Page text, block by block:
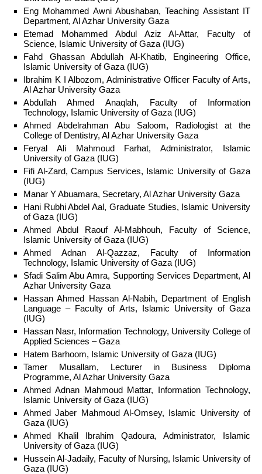
Eng Mohammed Awni Abushaban, Teaching Assistant IT
Department, Al Azhar University Gaza
Etemad Mohammed Abdul Aziz Al-Attar, Faculty of
Science, Islamic University of Gaza (IUG)
Fahd Ghassan Abdullah Al-Khatib, Engineering Office,
Islamic University of Gaza (IUG)
Ibrahim K I Albozom, Administrative Officer Faculty of Arts,
Al Azhar University Gaza
Abdullah Ahmed Anaqlah, Faculty of Information
Technology, Islamic University of Gaza (IUG)
Ahmed Abdelrahman Abu Saloom, Radiologist at the
College of Dentistry, Al Azhar University Gaza
Feryal Ali Mahmoud Farhat, Administrator, Islamic
University of Gaza (IUG)
Fifi Al-Zard, Campus Services, Islamic University of Gaza
(IUG)
Manar Y Abuamara, Secretary, Al Azhar University Gaza
Hani Rubhi Abdel Aal, Graduate Studies, Islamic University
of Gaza (IUG)
Ahmed Abdul Raouf Al-Mabhouh, Faculty of Science,
Islamic University of Gaza (IUG)
Ahmed Adnan Al-Qazzaz, Faculty of Information
Technology, Islamic University of Gaza (IUG)
Sfadi Salim Abu Amra, Supporting Services Department, Al
Azhar University Gaza
Hassan Ahmed Hassan Al-Nabih, Department of English
Language – Faculty of Arts, Islamic University of Gaza
(IUG)
Hassan Nasr, Information Technology, University College of
Applied Sciences – Gaza
Hatem Barhoom, Islamic University of Gaza (IUG)
Tamer Musallam, Lecturer in Business Diploma
Programme, Al Azhar University Gaza
Ahmed Adnan Mahmoud Mattar, Information Technology,
Islamic University of Gaza (IUG)
Ahmed Jaber Mahmoud Al-Omsey, Islamic University of
Gaza (IUG)
Ahmed Khalil Ibrahim Qadoura, Administrator, Islamic
University of Gaza (IUG)
Hussein Al-Jadaily, Faculty of Nursing, Islamic University of
Gaza (IUG)